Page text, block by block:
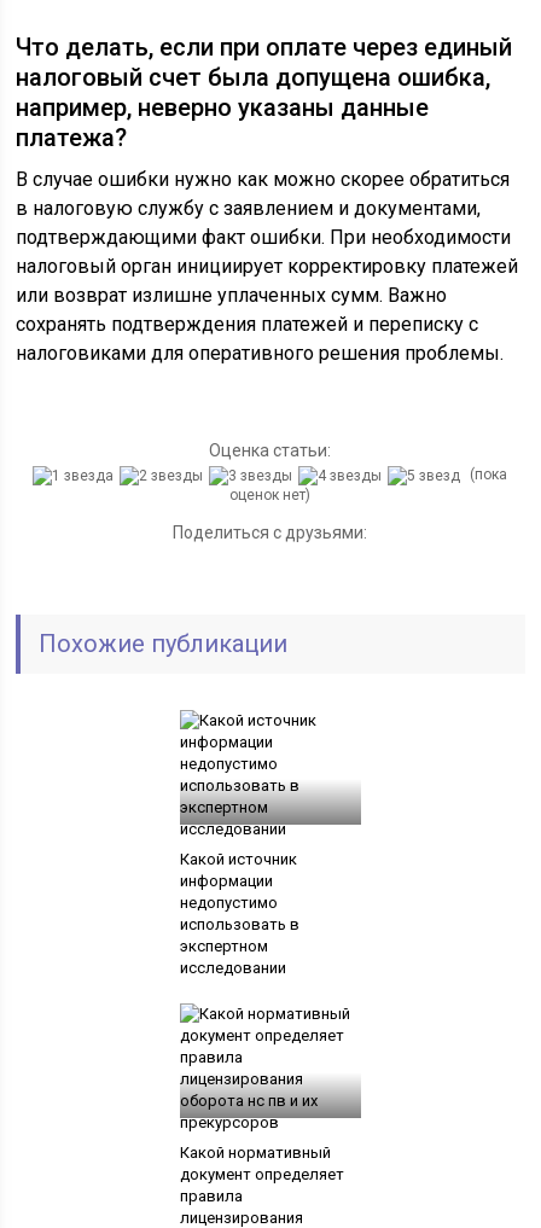
Что делать, если при оплате через единый
налоговый счет была допущена ошибка,
например, неверно указаны данные
платежа?
В случае ошибки нужно как можно скорее обратиться
в налоговую службу с заявлением и документами,
подтверждающими факт ошибки. При необходимости
налоговый орган инициирует корректировку платежей
или возврат излишне уплаченных сумм. Важно
сохранять подтверждения платежей и переписку с
налоговиками для оперативного решения проблемы.
Оценка статьи:
(пока
оценок нет)
Поделиться с друзьями:
Похожие публикации
Какой источник
информации
недопустимо
использовать в
экспертном
исследовании
Какой нормативный
документ определяет
правила
лицензирования